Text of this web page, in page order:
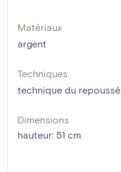
Matériaux
argent
Techniques
technique du repoussé
Dimensions
hauteur: 51 cm